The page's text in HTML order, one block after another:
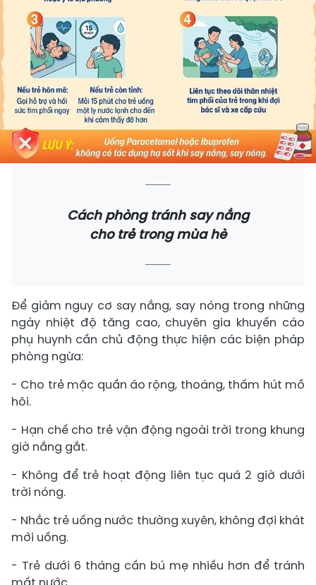
Cách phòng tránh say nắng
cho trẻ trong mùa hè
Để giảm nguy cơ say nắng, say nóng trong những
ngày nhiệt độ tăng cao, chuyên gia khuyến cáo
phụ huynh cần chủ động thực hiện các biện pháp
phòng ngừa:
- Cho trẻ mặc quần áo rộng, thoáng, thấm hút mồ
hôi.
- Hạn chế cho trẻ vận động ngoài trời trong khung
giờ nắng gắt.
- Không để trẻ hoạt động liên tục quá 2 giờ dưới
trời nóng.
- Nhắc trẻ uống nước thường xuyên, không đợi khát
mới uống.
- Trẻ dưới 6 tháng cần bú mẹ nhiều hơn để tránh